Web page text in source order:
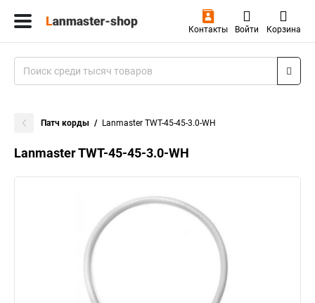
Контакты Войти Корзина
Патч корды Lanmaster TWT-45-45-3.0-WH
Lanmaster TWT-45-45-3.0-WH